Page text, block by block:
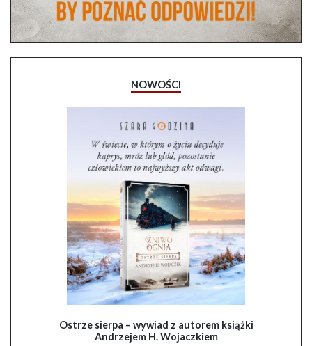
NOWOŚCI
Ostrze sierpa – wywiad z autorem książki
Andrzejem H. Wojaczkiem